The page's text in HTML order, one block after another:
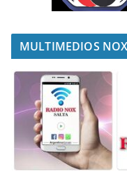
MULTIMEDIOS NOX